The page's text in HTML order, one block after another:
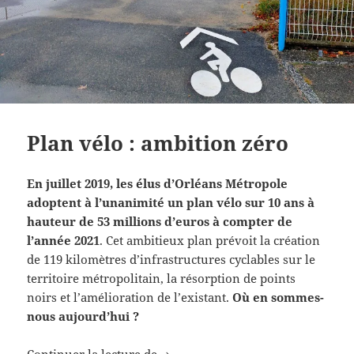
Plan vélo : ambition zéro
En juillet 2019, les élus d’Orléans Métropole
adoptent à l’unanimité un plan vélo sur 10 ans à
hauteur de 53 millions d’euros à compter de
l’année 2021. Cet ambitieux plan prévoit la création
de 119 kilomètres d’infrastructures cyclables sur le
territoire métropolitain, la résorption de points
noirs et l’amélioration de l’existant.Où en sommes-
nous aujourd’hui ?